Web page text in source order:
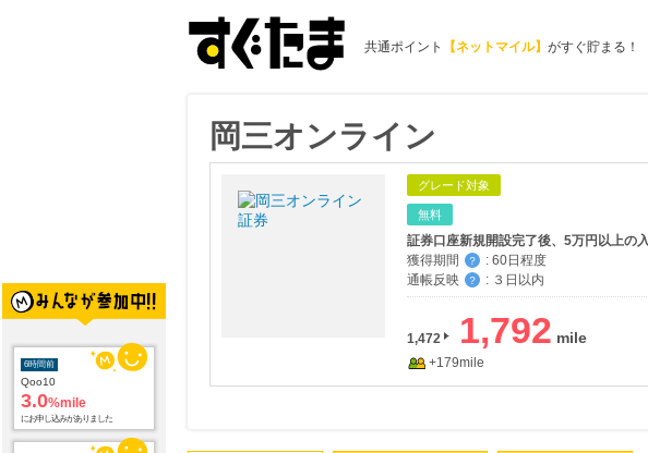
共通ポイント 【ネットマイル】 がすぐ貯まる！
6時間前
Qoo10
にお申し込みがありました
じゃらんnet
1.0%mile
にお申し込みがありました
岡三オンライン
グレード対象
無料
獲得期間
？ : 60日程度
通帳反映
？ : ３日以内
1,472 1,792
+179mile